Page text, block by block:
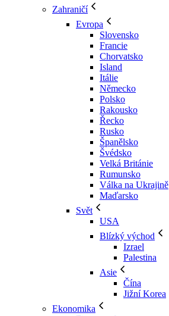
Zahraničí
Evropa
Slovensko
Francie
Chorvatsko
Island
Itálie
Německo
Polsko
Rakousko
Řecko
Rusko
Španělsko
Švédsko
Velká Británie
Rumunsko
Válka na Ukrajině
Maďarsko
Svět
USA
Blízký východ
Izrael
Palestina
Asie
Čína
Jižní Korea
Ekonomika